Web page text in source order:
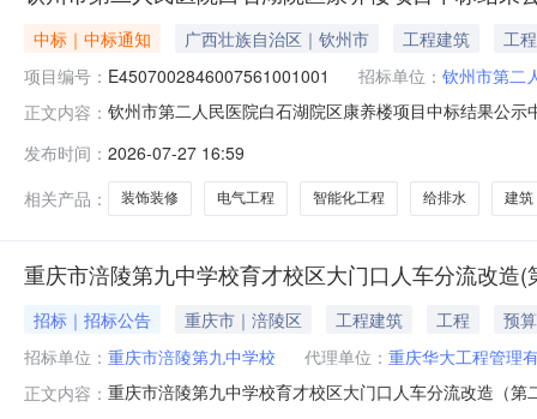
中标｜中标通知 广西壮族自治区｜钦州市 工程建筑
工程
项目编号： E4507002846007561001001 招标单位： 钦州市第二
正文内容： 钦州市第二人民医院白石湖院区康养楼项目中标结果公
评标委员会成员覃秋琼、苏年鹏、朱成、罗朝元、林丹
水、园林铺装工程等内容，具体
发布时间： 2026-07-27 16:59
相关产品：
装饰装修 电气工程 智能化工程 给排水 建筑
重庆市涪陵第九中学校育才校区大门口人车分流改造
招标｜招标公告 重庆市｜涪陵区 工程建筑 工程
预
招标单位： 重庆市涪陵第九中学校 代理单位： 重庆华大工程管理
正文内容： 重庆市涪陵第九中学校育才校区大门口人车分流改造（